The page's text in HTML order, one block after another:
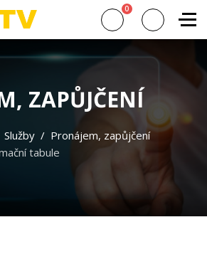
0
ZAPŮJČENÍ
Služby
Pronájem, zapůjčení
tabule